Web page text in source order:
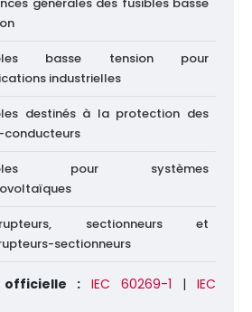
basse tension pour
industrielles
destinés à la protection des
conducteurs
pour systèmes
sectionneurs et
sectionneurs
officielle : IEC 60269-1 |IEC